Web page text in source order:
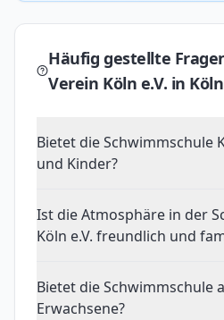
Häufig gestellte
Verein Köln e.V. in Köln
Bietet die Schwimmschule
und Kinder?
Ist die Atmosphäre in der
Köln e.V. freundlich und
Bietet die Schwimmschule
Erwachsene?